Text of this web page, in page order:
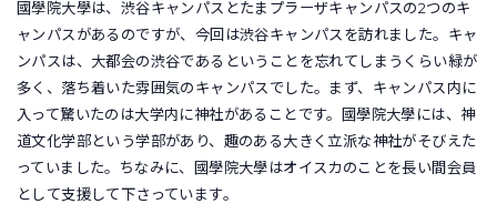
國學院大學は、渋谷キャンパスとたまプラーザキャンパスの2つのキ
ャンパスがあるのですが、今回は渋谷キャンパスを訪れました。キャ
ンパスは、大都会の渋谷であるということを忘れてしまうくらい緑が
多く、落ち着いた雰囲気のキャンパスでした。まず、キャンパス内に
入って驚いたのは大学内に神社があることです。國學院大學には、神
道文化学部という学部があり、趣のある大きく立派な神社がそびえた
っていました。ちなみに、國學院大學はオイスカのことを長い間会員
として支援して下さっています。